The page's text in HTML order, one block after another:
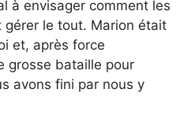
à envisager comment les
gérer le tout. Marion était
et, après force
grosse bataille pour
avons fini par nous y